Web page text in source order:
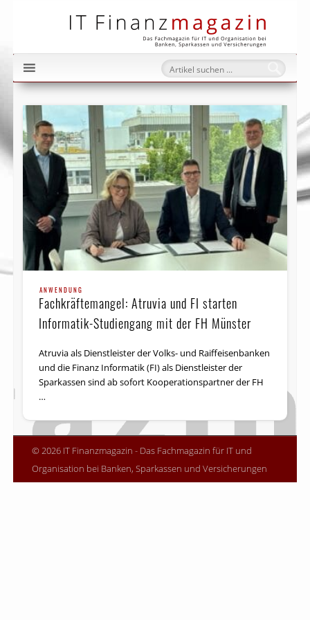
ANWENDUNG
Fachkräftemangel: Atruvia und FI starten
Informatik-Studiengang mit der FH Münster
Atruvia als Dienstleister der Volks- und Raiffeisenbanken
und die Finanz Informatik (FI) als Dienstleister der
Sparkassen sind ab sofort Kooperationspartner der FH
…
© 2026 IT Finanzmagazin - Das Fachmagazin für IT und
Organisation bei Banken, Sparkassen und Versicherungen